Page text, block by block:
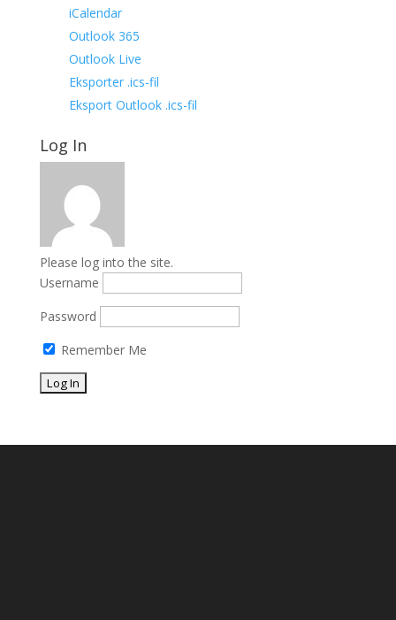
iCalendar
Outlook 365
Outlook Live
Eksporter .ics-fil
Eksport Outlook .ics-fil
Log In
Please log into the site.
Username
Password
Remember Me